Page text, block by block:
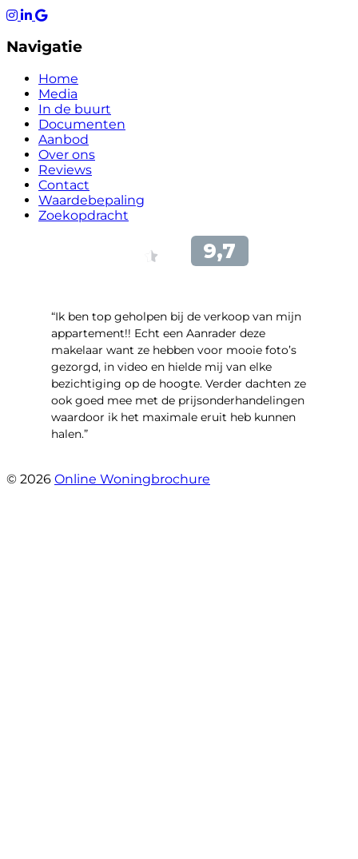
Navigatie
Home
Media
In de buurt
Documenten
Aanbod
Over ons
Reviews
Contact
Waardebepaling
Zoekopdracht
“Ik ben top geholpen bij de verkoop van mijn
appartement!! Echt een Aanrader deze
makelaar want ze hebben voor mooie foto’s
gezorgd, in video en hielde mij van elke
bezichtiging op de hoogte. Verder dachten ze
ook goed mee met de prijsonderhandelingen
waardoor ik het maximale eruit heb kunnen
halen.”
© 2026 Online Woningbrochure